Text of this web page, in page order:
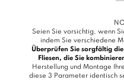
Seien Sie vorsichtig, wenn
indem Sie verschiedene
Überprüfen Sie sorgfältig
Fliesen, die Sie
Herstellung und Montage
diese 3 Parameter identisch